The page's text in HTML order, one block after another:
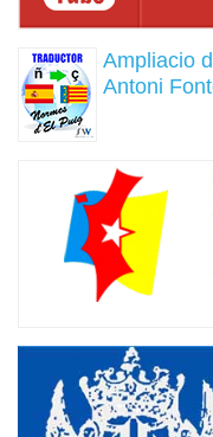
Ampliacio
Antoni